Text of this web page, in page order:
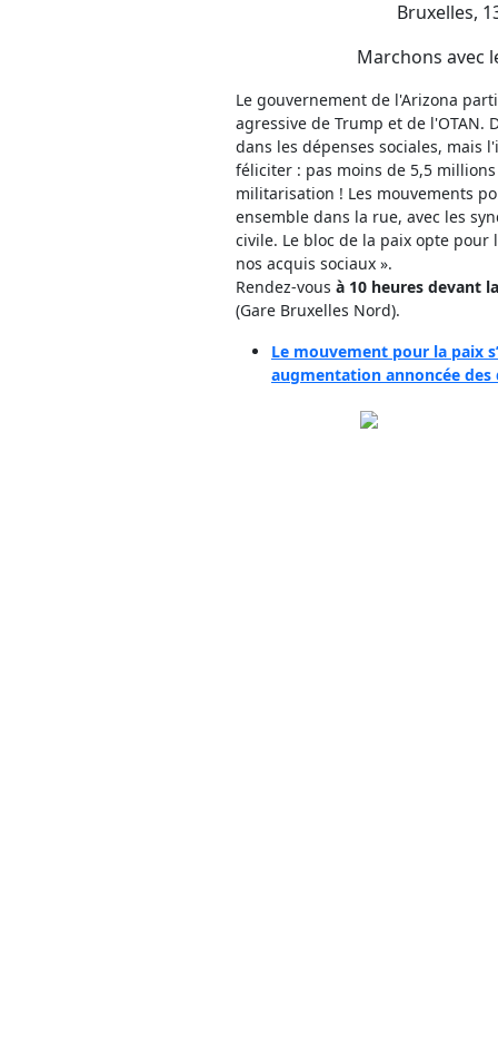
Bruxelles,
Marchons avec
Le gouvernement de l'Arizona
agressive de Trump et de l'OTAN.
dans les dépenses sociales, mais
féliciter : pas moins de 5,5
militarisation ! Les mouvements
ensemble dans la rue, avec les
civile. Le bloc de la paix opte pour
nos acquis sociaux ».
Rendez-vous à 10 heures devant
(Gare Bruxelles Nord).
Le mouvement pour la paix
augmentation annoncée des